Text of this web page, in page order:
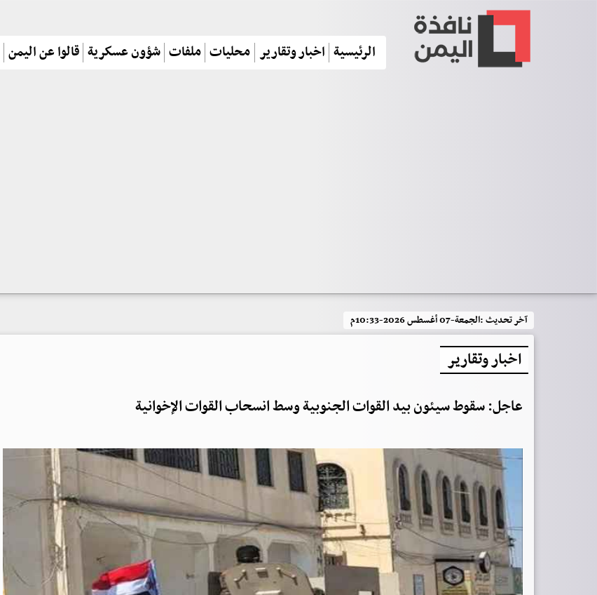
الرئيسية اخبار وتقارير محليات ملفات شؤون عسكرية قالوا عن اليمن
آخر تحديث :الجمعة-07 أغسطس 2026-10:33م
اخبار وتقارير
عاجل: سقوط سيئون بيد القوات الجنوبية وسط انسحاب القوات الإخوانية